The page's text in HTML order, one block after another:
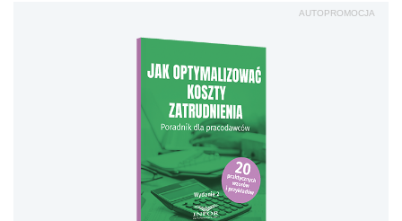
AUTOPROMOCJA